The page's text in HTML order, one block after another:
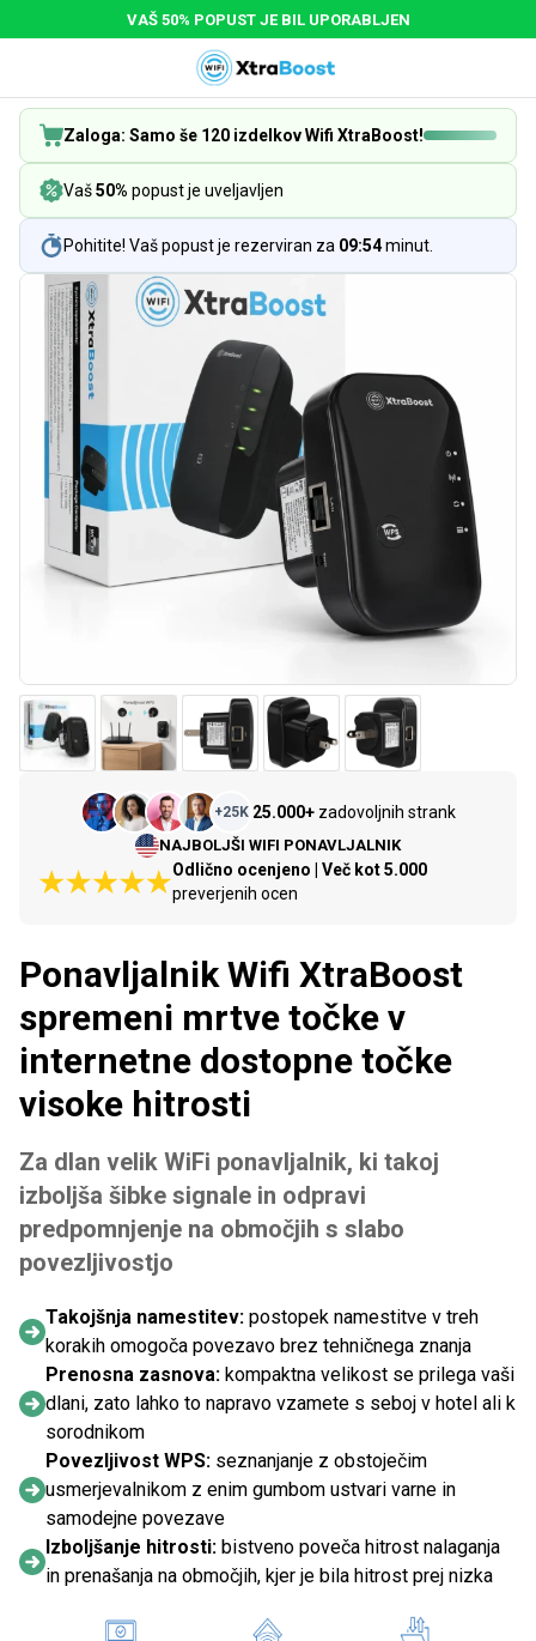
VAŠ 50% POPUST JE BIL UPORABLJEN
Zaloga: Samo še 120 izdelkov Wifi XtraBoost!
Vaš50% popust je uveljavljen
Pohitite! Vaš popust je rezerviran za 09:54minut.
+25K 25.000+ zadovoljnih strank
NAJBOLJŠI WIFI PONAVLJALNIK
Odlično ocenjeno | Več kot 5.000
preverjenih ocen
Ponavljalnik Wifi XtraBoost
spremeni mrtve točke v
internetne dostopne točke
visoke hitrosti
Za dlan velik WiFi ponavljalnik, ki takoj
izboljša šibke signale in odpravi
predpomnjenje na območjih s slabo
povezljivostjo
Takojšnja namestitev: postopek namestitve v treh
korakih omogoča povezavo brez tehničnega znanja
Prenosna zasnova: kompaktna velikost se prilega vaši
dlani, zato lahko to napravo vzamete s seboj v hotel ali k
sorodnikom
Povezljivost WPS: seznanjanje z obstoječim
usmerjevalnikom z enim gumbom ustvari varne in
samodejne povezave
Izboljšanje hitrosti: bistveno poveča hitrost nalaganja
in prenašanja na območjih, kjer je bila hitrost prej nizka